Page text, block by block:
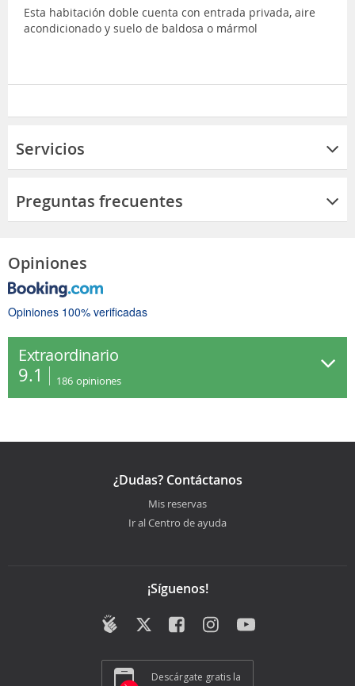
Esta habitación doble cuenta con entrada privada, aire
acondicionado y suelo de baldosa o mármol
Servicios
Preguntas frecuentes
Opiniones
Opiniones 100% verificadas
Extraordinario
9.1 186 opiniones
¿Dudas? Contáctanos
Mis reservas
Ir al Centro de ayuda
¡Síguenos!
Descárgate gratis la